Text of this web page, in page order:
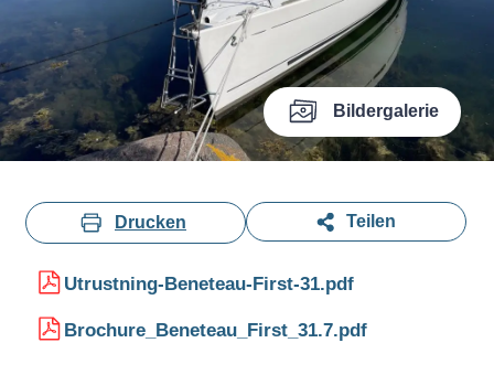
Bildergalerie
Drucken Teilen
Utrustning-Beneteau-First-31.pdf
Brochure_Beneteau_First_31.7.pdf